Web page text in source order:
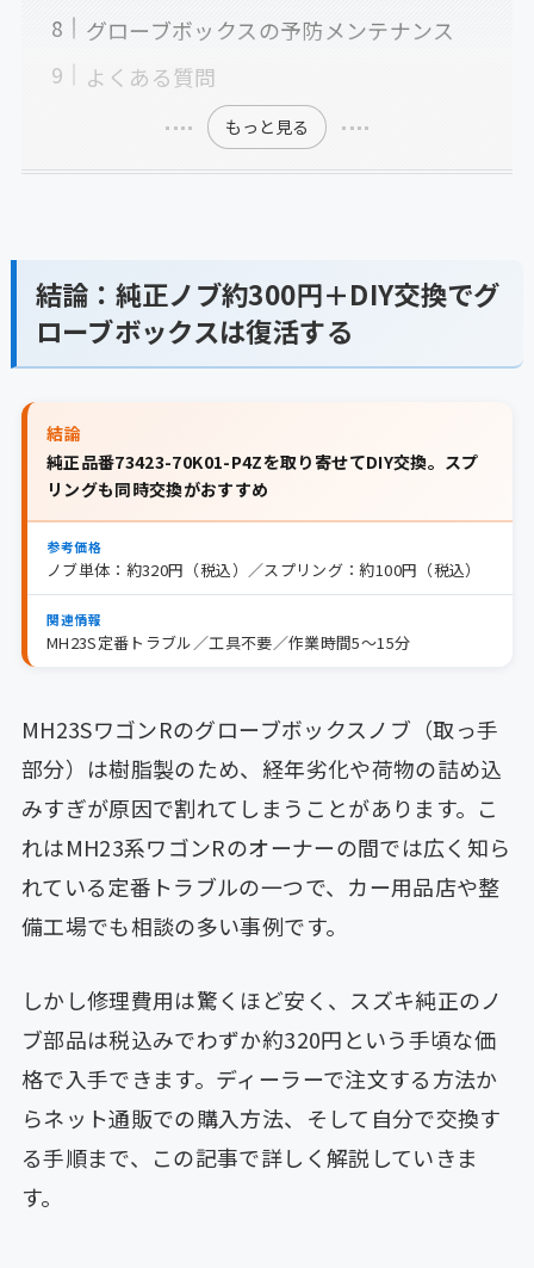
グローブボックスの予防メンテナンス
よくある質問
もっと見る
結論：純正ノブ約300円＋DIY交換でグ
ローブボックスは復活する
結論
純正品番73423-70K01-P4Zを取り寄せてDIY交換。スプ
リングも同時交換がおすすめ
参考価格
ノブ単体：約320円（税込）／スプリング：約100円（税込）
関連情報
MH23S定番トラブル／工具不要／作業時間5〜15分
MH23SワゴンRのグローブボックスノブ（取っ手
部分）は樹脂製のため、経年劣化や荷物の詰め込
みすぎが原因で割れてしまうことがあります。こ
れはMH23系ワゴンRのオーナーの間では広く知ら
れている定番トラブルの一つで、カー用品店や整
備工場でも相談の多い事例です。
しかし修理費用は驚くほど安く、スズキ純正のノ
ブ部品は税込みでわずか約320円という手頃な価
格で入手できます。ディーラーで注文する方法か
らネット通販での購入方法、そして自分で交換す
る手順まで、この記事で詳しく解説していきま
す。